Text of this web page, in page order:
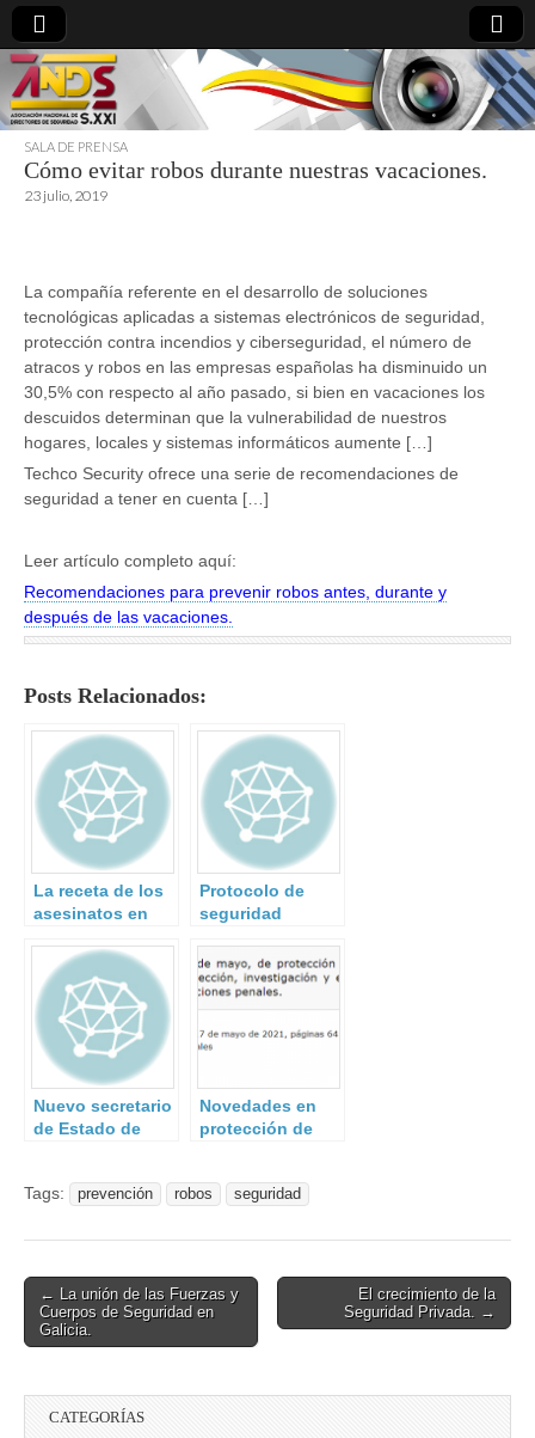
directoresdeseguridad.es
SALA DE PRENSA
Cómo evitar robos durante nuestras vacaciones.
23 julio, 2019
La compañía referente en el desarrollo de soluciones
tecnológicas aplicadas a sistemas electrónicos de seguridad,
protección contra incendios y ciberseguridad, el número de
atracos y robos en las empresas españolas ha disminuido un
30,5% con respecto al año pasado, si bien en vacaciones los
descuidos determinan que la vulnerabilidad de nuestros
hogares, locales y sistemas informáticos aumente […]
Techco Security ofrece una serie de recomendaciones de
seguridad a tener en cuenta […]
Leer artículo completo aquí:
Recomendaciones para prevenir robos antes, durante y
después de las vacaciones.
Posts Relacionados:
La receta de los
asesinatos en
Protocolo de
seguridad
Nuevo secretario
de Estado de
Novedades en
protección de
Tags:
prevención robos seguridad
Post
navigation
← La unión de las Fuerzas y
Cuerpos de Seguridad en
Galicia.
El crecimiento de la
Seguridad Privada. →
CATEGORÍAS